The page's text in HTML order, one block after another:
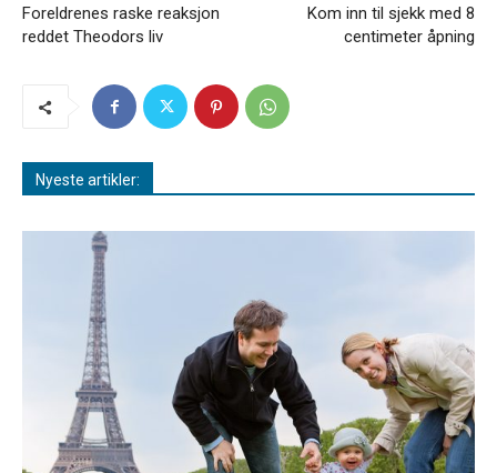
Foreldrenes raske reaksjon
reddet Theodors liv
Kom inn til sjekk med 8
centimeter åpning
Nyeste artikler: